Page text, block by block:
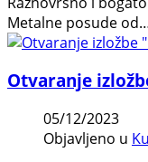
Metalne posude
Otvaranje
05/12/2023
Objavljeno u